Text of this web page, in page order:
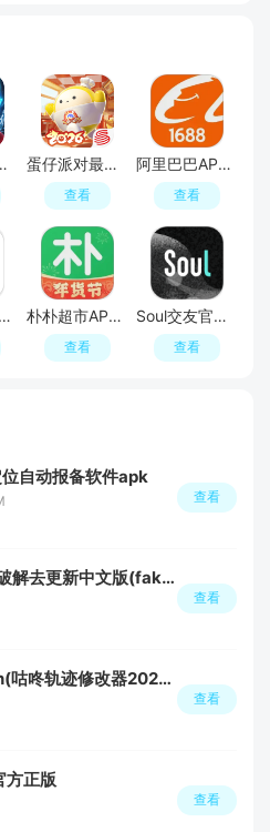
2026最新版 蛋仔派对最新版
查看
阿里巴巴APP2026官方版
查看
进圈cp交友软件手机版 朴朴超市APP最新版本
查看
Soul交友官方APP最新版
查看
自动报备软件apk
查看
fakelocation破解去更新中文版(fakelocation免付费版)
查看
FakeLocation(咕咚轨迹修改器2026插件版)
查看
方正版
查看